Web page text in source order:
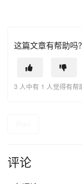
这篇文章有帮助吗？
3 人中有 1 人觉得有帮
评论